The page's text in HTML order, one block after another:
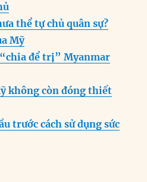
thể tự chủ quân sự?
Mỹ
để trị” Myanmar
không còn đóng thiết
trước cách sử dụng sức